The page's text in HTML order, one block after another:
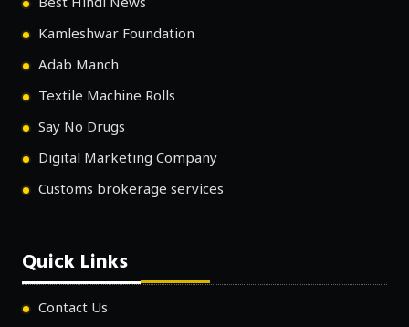
Best Hindi News
Kamleshwar Foundation
Adab Manch
Textile Machine Rolls
Say No Drugs
Digital Marketing Company
Customs brokerage services
Quick Links
Contact Us